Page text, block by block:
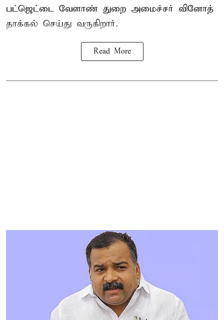
பட்ஜெட்டை வேளாண் துறை அமைச்சர் வினோத்
தாக்கல் செய்து வருகிறார்.
Read More